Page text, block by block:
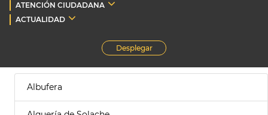
ATENCIÓN CIUDADANA
ACTUALIDAD
Desplegar
Albufera